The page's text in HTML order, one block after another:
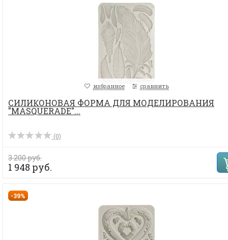
избранное сравнить
СИЛИКОНОВАЯ ФОРМА ДЛЯ МОДЕЛИРОВАНИЯ
"MASQUERADE"...
(0)
3 200 руб.
1 948 руб.
-39%